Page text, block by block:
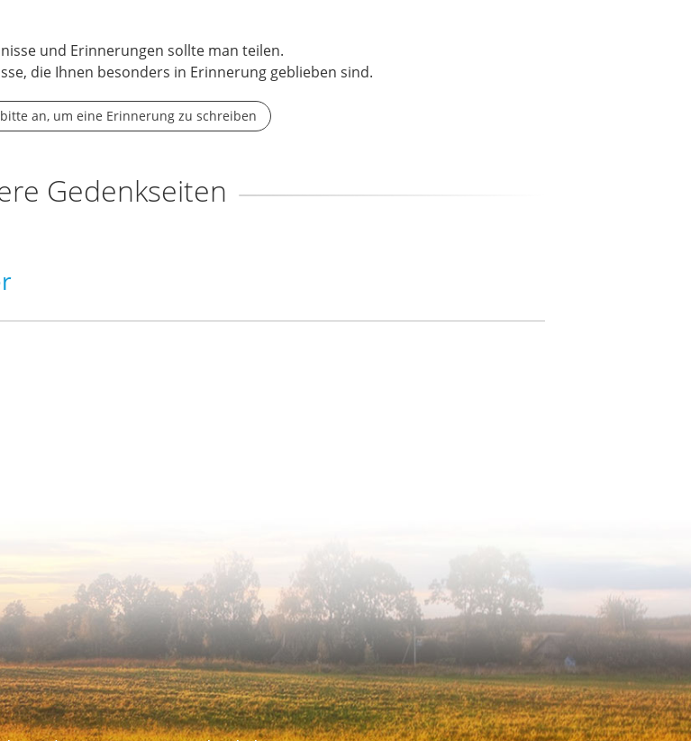
und Erinnerungen sollte man teilen.
die Ihnen besonders in Erinnerung geblieben sind.
an, um eine Erinnerung zu schreiben
Gedenkseiten